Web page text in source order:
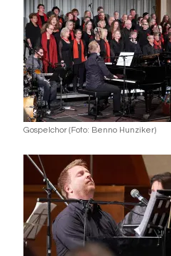
Gospelchor (Foto: Benno Hunziker)